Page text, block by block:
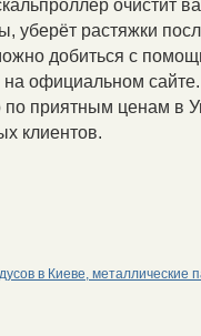
очистит
уберёт растяжки
добиться с
на официальном сайте.
по приятным ценам в
клиентов.
в Киеве, металлические